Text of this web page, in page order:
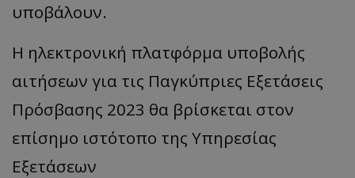
υποβάλουν.
Η ηλεκτρονική πλατφόρμα υποβολής
αιτήσεων για τις Παγκύπριες Εξετάσεις
Πρόσβασης 2023 θα βρίσκεται στον
επίσημο ιστότοπο της Υπηρεσίας
Εξετάσεων